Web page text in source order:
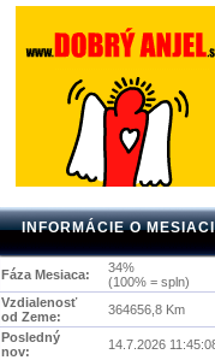
INFORMÁCIE O MESIACI
Fáza Mesiaca:
34%
(100% = spln)
Vzdialenosť
od Zeme:
364656,8 Km
Posledný
nov:
14.7.2026